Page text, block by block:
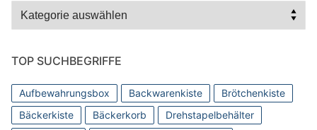
Kategorien
TOP SUCHBEGRIFFE
Aufbewahrungsbox Backwarenkiste
Brötchenkiste
Bäckerkiste
Bäckerkorb
Drehstapelbehälter